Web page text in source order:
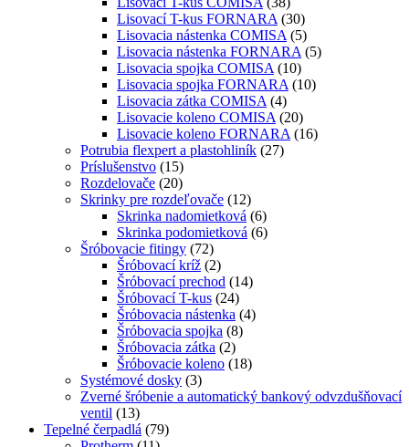
Lisovací T-kus FORNARA (30)
Lisovacia nástenka COMISA (5)
Lisovacia nástenka FORNARA (5)
Lisovacia spojka COMISA (10)
Lisovacia spojka FORNARA (10)
Lisovacia zátka COMISA (4)
Lisovacie koleno COMISA (20)
Lisovacie koleno FORNARA (16)
Potrubia flexpert a plastohliník (27)
Príslušenstvo (15)
Rozdelovače (20)
Skrinky pre rozdeľovače (12)
Skrinka nadomietková (6)
Skrinka podomietková (6)
Šróbovacie fitingy (72)
Šróbovací kríž (2)
Šróbovací prechod (14)
Šróbovací T-kus (24)
Šróbovacia nástenka (4)
Šróbovacia spojka (8)
Šróbovacia zátka (2)
Šróbovacie koleno (18)
Systémové dosky (3)
Zverné šróbenie a automatický bankový odvzdušňovací
ventil (13)
Tepelné čerpadlá (79)